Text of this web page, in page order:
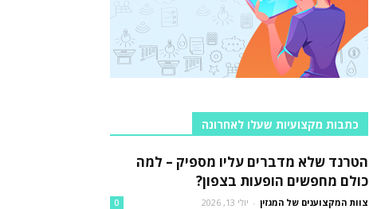
כתבות מקצועיות שעלו לאחרונה
הטרנד שלא מדברים עליו מספיק – למה
כולם מחפשים הופעות בצפון?
צוות המקצוענים של המגזין - יולי 13, 2026 0